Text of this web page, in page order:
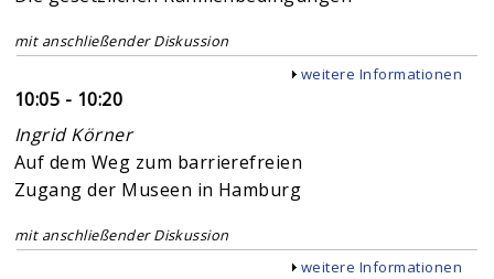
mit anschließender Diskussion
Anzeigen
weitere Informationen
10:05 - 10:20
Ingrid Körner
Auf dem Weg zum barrierefreien
Zugang der Museen in Hamburg
mit anschließender Diskussion
Anzeigen
weitere Informationen